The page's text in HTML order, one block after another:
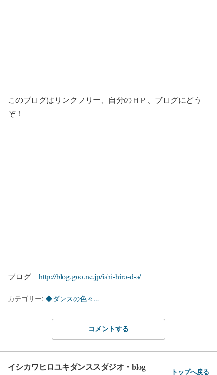
このブログはリンクフリー、自分のＨＰ、ブログにどう
ぞ！
ブログ http://blog.goo.ne.jp/ishi-hiro-d-s/
カテゴリー: ◆ダンスの色々…
コメントする
イシカワヒロユキダンススダジオ・blog トップへ戻る